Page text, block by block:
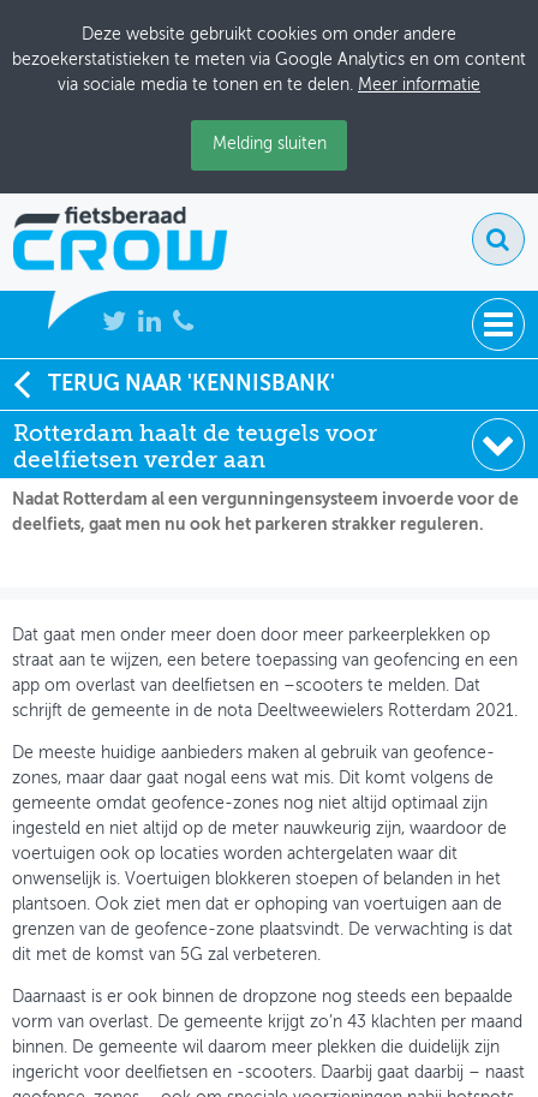
Deze website gebruikt cookies om onder andere
bezoekerstatistieken te meten via Google Analytics en om content
via sociale media te tonen en te delen. Meer informatie
Melding sluiten
NIEUWS
BIJEENKOMSTEN
KENNISBANK
ADRESSENBOEK
THEMASITES
MIJN PROFIEL
TERUG NAAR 'KENNISBANK'
Rotterdam haalt de teugels voor
deelfietsen verder aan
Soort:
Nieuws Fietsberaad
Datum:
29-09-2021
Nadat Rotterdam al een vergunningensysteem invoerde voor de
deelfiets, gaat men nu ook het parkeren strakker reguleren.
Dat gaat men onder meer doen door meer parkeerplekken op
straat aan te wijzen, een betere toepassing van geofencing en een
app om overlast van deelfietsen en –scooters te melden. Dat
schrijft de gemeente in de nota Deeltweewielers Rotterdam 2021.
De meeste huidige aanbieders maken al gebruik van geofence-
zones, maar daar gaat nogal eens wat mis. Dit komt volgens de
gemeente omdat geofence-zones nog niet altijd optimaal zijn
ingesteld en niet altijd op de meter nauwkeurig zijn, waardoor de
voertuigen ook op locaties worden achtergelaten waar dit
onwenselijk is. Voertuigen blokkeren stoepen of belanden in het
plantsoen. Ook ziet men dat er ophoping van voertuigen aan de
grenzen van de geofence-zone plaatsvindt. De verwachting is dat
dit met de komst van 5G zal verbeteren.
Daarnaast is er ook binnen de dropzone nog steeds een bepaalde
vorm van overlast. De gemeente krijgt zo’n 43 klachten per maand
binnen. De gemeente wil daarom meer plekken die duidelijk zijn
ingericht voor deelfietsen en -scooters. Daarbij gaat daarbij – naast